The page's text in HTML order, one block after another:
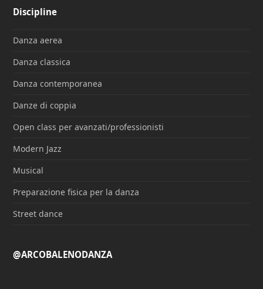
Discipline
Danza aerea
Danza classica
Danza contemporanea
Danze di coppia
Open class per avanzati/professionisti
Modern Jazz
Musical
Preparazione fisica per la danza
Street dance
@ARCOBALENODANZA